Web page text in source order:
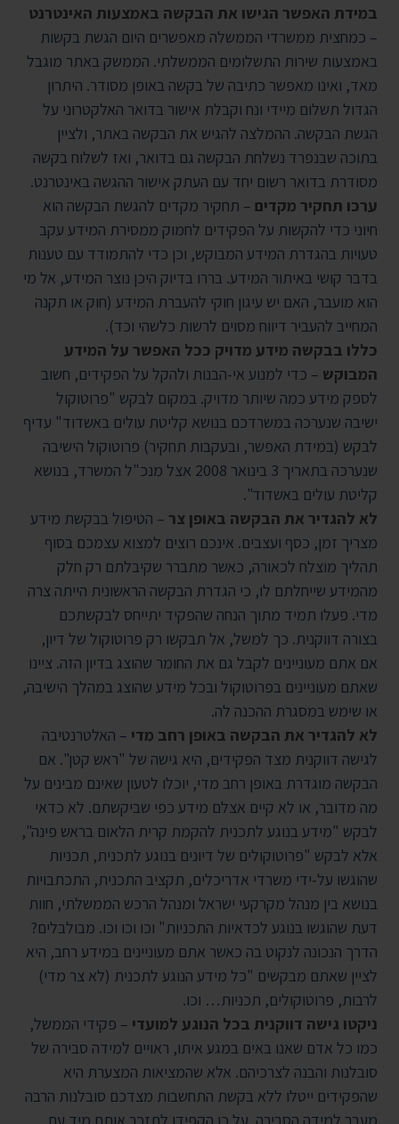
במידת האפשר הגישו את הבקשה באמצעות האינטרנט
– כמחצית ממשרדי הממשלה מאפשרים היום הגשת בקשות
באמצעות שירות התשלומים הממשלתי. הממשק באתר מוגבל
מאד, ואינו מאפשר כתיבה של בקשה באופן מסודר. היתרון
הגדול תשלום מיידי ונח וקבלת אישור בדואר האלקטרוני על
הגשת הבקשה. ההמלצה להגיש את הבקשה באתר, ולציין
בתוכה שבנפרד נשלחת הבקשה גם בדואר, ואז לשלוח בקשה
מסודרת בדואר רשום יחד עם העתק אישור ההגשה באינטרנט.
ערכו תחקיר מקדים – תחקיר מקדים להגשת הבקשה הוא
חיוני כדי להקשות על הפקידים לחמוק ממסירת המידע עקב
טעויות בהגדרת המידע המבוקש, וכן כדי להתמודד עם טענות
בדבר קושי באיתור המידע. בררו בדיוק היכן נוצר המידע, אל מי
הוא מועבר, האם יש עיגון חוקי להעברת המידע (חוק או תקנה
המחייב להעביר דיווח מסוים לרשות כלשהי וכד).
כללו בבקשה מידע מדויק ככל האפשר על המידע
המבוקש – כדי למנוע אי-הבנות ולהקל על הפקידים, חשוב
לספק מידע כמה שיותר מדויק. במקום לבקש "פרוטוקול
ישיבה שנערכה במשרדכם בנושא קליטת עולים באשדוד" עדיף
לבקש (במידת האפשר, ובעקבות תחקיר) פרוטוקול הישיבה
שנערכה בתאריך 3 בינואר 2008 אצל מנכ"ל המשרד, בנושא
קליטת עולים באשדוד".
לא להגדיר את הבקשה באופן צר – הטיפול בבקשת מידע
מצריך זמן, כסף ועצבים. אינכם רוצים למצוא עצמכם בסוף
תהליך מוצלח לכאורה, כאשר מתברר שקיבלתם רק חלק
מהמידע שייחלתם לו, כי הגדרת הבקשה הראשונית הייתה צרה
מדי. פעלו תמיד מתוך הנחה שהפקיד יתייחס לבקשתכם
בצורה דווקנית. כך למשל, אל תבקשו רק פרוטוקול של דיון,
אם אתם מעוניינים לקבל גם את החומר שהוצג בדיון הזה. ציינו
שאתם מעוניינים בפרוטוקול ובכל מידע שהוצג במהלך הישיבה,
או שימש במסגרת ההכנה לה.
לא להגדיר את הבקשה באופן רחב מדי – האלטרנטיבה
לגישה דווקנית מצד הפקידים, היא גישה של "ראש קטן". אם
הבקשה מוגדרת באופן רחב מדי, יוכלו לטעון שאינם מבינים על
מה מדובר, או לא קיים אצלם מידע כפי שביקשתם. לא כדאי
לבקש "מידע בנוגע לתכנית להקמת קרית הלאום בראש פינה",
אלא לבקש "פרוטוקולים של דיונים בנוגע לתכנית, תכניות
שהוגשו על-ידי משרדי אדריכלים, תקציב התכנית, התכתבויות
בנושא בין מנהל מקרקעי ישראל ומנהל הרכש הממשלתי, חוות
דעת שהוגשו בנוגע לכדאיות התכניות" וכו וכו וכו. מבולבלים?
הדרך הנכונה לנקוט בה כאשר אתם מעוניינים במידע רחב, היא
לציין שאתם מבקשים "כל מידע הנוגע לתכנית (לא צר מדי)
לרבות, פרוטוקולים, תכניות… וכו.
ניקטו גישה דווקנית בכל הנוגע למועדי – פקידי הממשל,
כמו כל אדם שאנו באים במגע איתו, ראויים למידה סבירה של
סובלנות והבנה לצרכיהם. אלא שהמציאות המצערת היא
שהפקידים ייטלו ללא בקשת התחשבות מצדכם סובלנות הרבה